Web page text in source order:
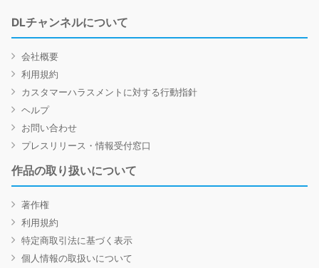
DLチャンネルについて
会社概要
利用規約
カスタマーハラスメントに対する行動指針
ヘルプ
お問い合わせ
プレスリリース・情報受付窓口
作品の取り扱いについて
著作権
利用規約
特定商取引法に基づく表示
個人情報の取扱いについて